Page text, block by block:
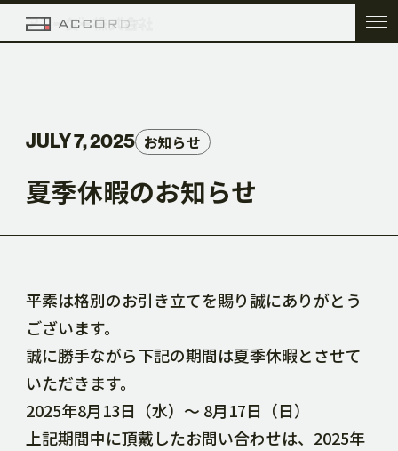
COMPANY
SERVICE
WORK
ACC BLOG
DOWNLOAD
JULY 7, 2025 お知らせ
夏季休暇のお知らせ
平素は格別のお引き立てを賜り誠にありがとう
ございます。
誠に勝手ながら下記の期間は夏季休暇とさせて
いただきます。
2025年8月13日（水）〜 8月17日（日）
上記期間中に頂戴したお問い合わせは、2025年